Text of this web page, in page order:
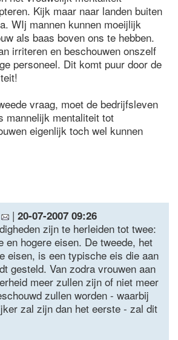
Kijk maar naar landen buiten
WIj mannen kunnen moeijlijk
als baas boven ons te hebben.
irriteren en beschouwen onszelf
personeel. Dit komt puur door de
vraag, moet de bedrijfsleven
mannelijk mentaliteit tot
eigenlijk toch wel kunnen
| 20-07-2007 09:26
zijn te herleiden tot twee:
en hogere eisen. De tweede, het
eisen, is een typische eis die aan
gesteld. Van zodra vrouwen aan
meer zullen zijn of niet meer
zullen worden - waarbij
zal zijn dan het eerste - zal dit